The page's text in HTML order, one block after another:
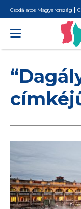
Csodálatos Magyarország